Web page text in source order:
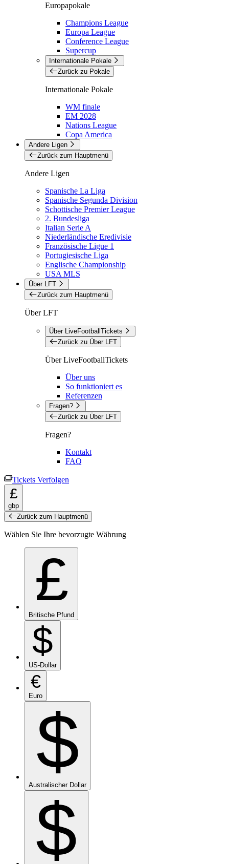
Europapokale
Champions League
Europa League
Conference League
Supercup
Internationale Pokale
Zurück zu Pokale
Internationale Pokale
WM finale
EM 2028
Nations League
Copa America
Andere Ligen
Zurück zum Hauptmenü
Andere Ligen
Spanische La Liga
Spanische Segunda Division
Schottische Premier League
2. Bundesliga
Italian Serie A
Niederländische Eredivisie
Französische Ligue 1
Portugiesische Liga
Englische Championship
USA MLS
Über LFT
Zurück zum Hauptmenü
Über LFT
Über LiveFootballTickets
Zurück zu Über LFT
Über LiveFootballTickets
Über uns
So funktioniert es
Referenzen
Fragen?
Zurück zu Über LFT
Fragen?
Kontakt
FAQ
Tickets Verfolgen
£
gbp
Zurück zum Hauptmenü
Wählen Sie Ihre bevorzugte Währung
£
Britische Pfund
$
US-Dollar
€
Euro
$
Australischer Dollar
$